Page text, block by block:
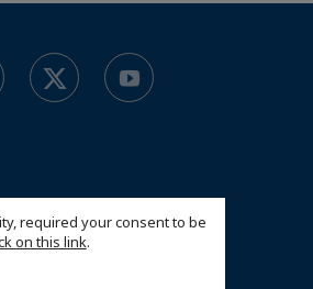
required your consent to be
on this link.